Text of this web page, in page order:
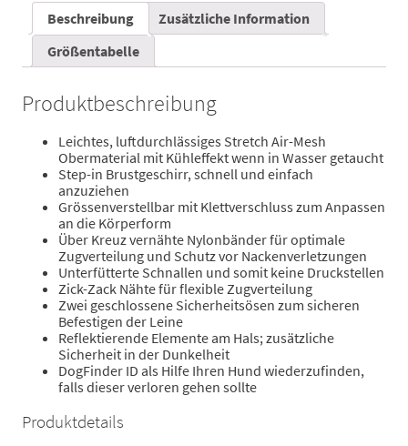
Beschreibung
Zusätzliche Information
Größentabelle
Produktbeschreibung
Leichtes, luftdurchlässiges Stretch Air-Mesh
Obermaterial mit Kühleffekt wenn in Wasser getaucht
Step-in Brustgeschirr, schnell und einfach
anzuziehen
Grössenverstellbar mit Klettverschluss zum Anpassen
an die Körperform
Über Kreuz vernähte Nylonbänder für optimale
Zugverteilung und Schutz vor Nackenverletzungen
Unterfütterte Schnallen und somit keine Druckstellen
Zick-Zack Nähte für flexible Zugverteilung
Zwei geschlossene Sicherheitsösen zum sicheren
Befestigen der Leine
Reflektierende Elemente am Hals; zusätzliche
Sicherheit in der Dunkelheit
DogFinder ID als Hilfe Ihren Hund wiederzufinden,
falls dieser verloren gehen sollte
Produktdetails